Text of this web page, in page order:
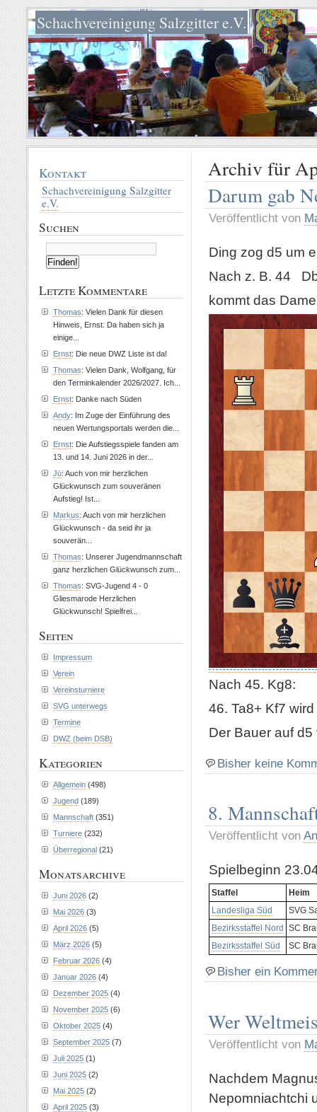
Schachvereinigung Salzgitter e.V.
Archiv für
Darum gab
Veröffentlicht von
Ding zog d5 um
Nach z. B. 44
kommt das
Nach 45. Kg8:
46. Ta8+ Kf7
Der Bauer auf
Bisher keine
8.
Veröffentlicht von
Spielbeginn
Staffel
Heim
Landesliga Süd
SVG
Bezirksstaffel Nord
SC
Bezirksstaffel Süd
SC
Bisher ein
Wer
Veröffentlicht von
Nachdem
Nepomniachtchi
Kontakt
Schachvereinigung Salzgitter
e.V.
Suchen
Letzte Kommentare
Thomas: Vielen Dank für diesen
Hinweis, Ernst. Da haben sich ja
einige...
Ernst: Die neue DWZ Liste ist da!
Thomas: Vielen Dank, Wolfgang, für
den Terminkalender 2026/2027. Ich...
Ernst: Danke nach Süden
Andy: Im Zuge der Einführung des
neuen Wertungsportals werden die...
Ernst: Die Aufstiegsspiele fanden am
13. und 14. Juni 2026 in der...
Jü: Auch von mir herzlichen
Glückwunsch zum souveränen
Aufstieg! Ist...
Markus: Auch von mir herzlichen
Glückwunsch - da seid ihr ja
souverän...
Thomas: Unserer Jugendmannschaft
ganz herzlichen Glückwunsch zum...
Thomas: SVG-Jugend 4 - 0
Gliesmarode Herzlichen
Glückwunsch! Spielfrei...
Seiten
Impressum
Verein
Vereinsturniere
SVG unterwegs
Termine
DWZ (beim DSB)
Kategorien
Allgemein (498)
Jugend (189)
Mannschaft (351)
Turniere (232)
Überregional (21)
Monatsarchive
Juni 2026 (2)
Mai 2026 (3)
April 2026 (5)
März 2026 (5)
Februar 2026 (4)
Januar 2026 (4)
Dezember 2025 (4)
November 2025 (6)
Oktober 2025 (4)
September 2025 (7)
Juli 2025 (1)
Juni 2025 (2)
Mai 2025 (2)
April 2025 (3)